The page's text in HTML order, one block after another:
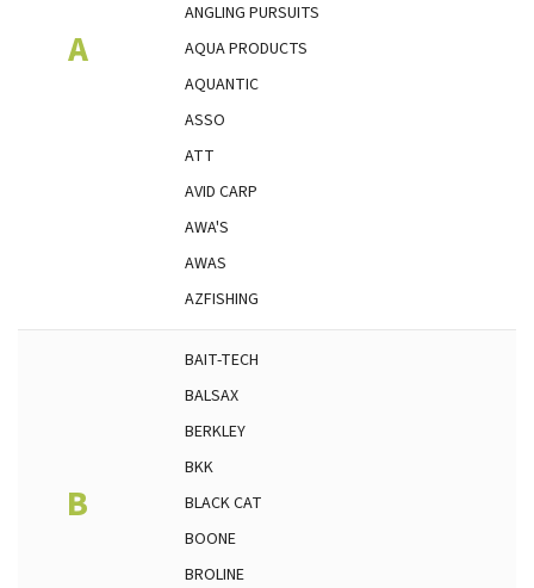
A
ANGLING PURSUITS
AQUA PRODUCTS
AQUANTIC
ASSO
ATT
AVID CARP
AWA'S
AWAS
AZFISHING
B
BAIT-TECH
BALSAX
BERKLEY
BKK
BLACK CAT
BOONE
BROLINE